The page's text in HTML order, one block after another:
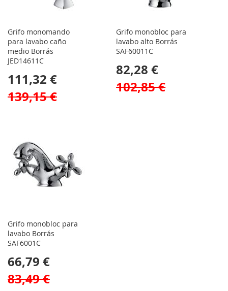
Grifo monomando
para lavabo caño
medio Borrás
JED14611C
111,32 €
139,15 €
Grifo monobloc para
lavabo alto Borrás
SAF60011C
82,28 €
102,85 €
Grifo monobloc para
lavabo Borrás
SAF6001C
66,79 €
83,49 €